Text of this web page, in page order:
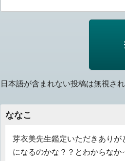
日本語が含まれない投稿は無視さ
ななこ
芽衣美先生鑑定いただきあり
になるのかな？？とわからな